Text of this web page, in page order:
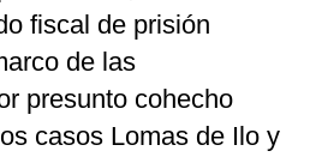
fiscal de prisión
de las
presunto cohecho
casos Lomas de Ilo y